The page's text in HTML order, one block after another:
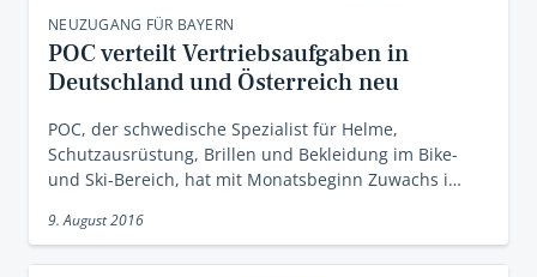
NEUZUGANG FÜR BAYERN
POC verteilt Vertriebsaufgaben in
Deutschland und Österreich neu
POC, der schwedische Spezialist für Helme,
Schutzausrüstung, Brillen und Bekleidung im Bike-
und Ski-Bereich, hat mit Monatsbeginn Zuwachs i…
9. August 2016